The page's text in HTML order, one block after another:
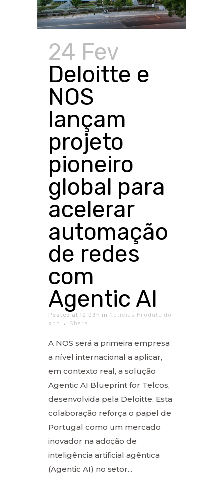
24 Fev
Deloitte e
NOS
lançam
projeto
pioneiro
global para
acelerar
automação
de redes
com
Agentic AI
Posted at 10:03h in Notícias Produto do
Ano
Share
A NOS será a primeira empresa
a nível internacional a aplicar,
em contexto real, a solução
Agentic AI Blueprint for Telcos,
desenvolvida pela Deloitte. Esta
colaboração reforça o papel de
Portugal como um mercado
inovador na adoção de
inteligência artificial agêntica
(Agentic AI) no setor...